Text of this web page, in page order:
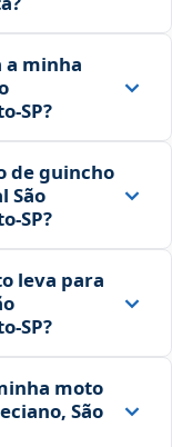
a minha
de guincho
São
leva para
moto
São